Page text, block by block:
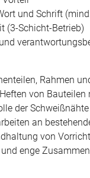
und Schrift
(3-Schicht-Betrieb)
Rahmen
von Bauteilen
der
an
von
enge